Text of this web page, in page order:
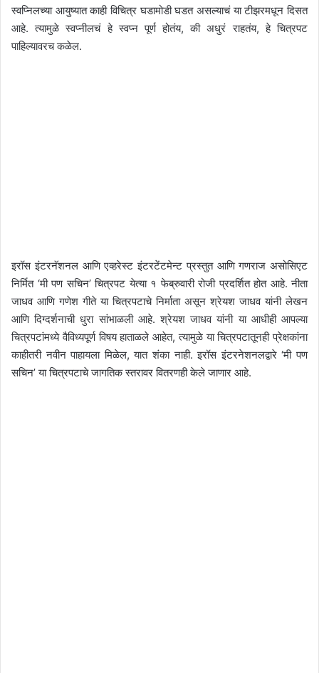
स्वप्निलच्या आयुष्यात काही विचित्र घडामोडी घडत असल्याचं या टीझरमधून दिसत
आहे. त्यामुळे स्वप्नीलचं हे स्वप्न पूर्ण होतंय, की अधुरं राहतंय, हे चित्रपट
पाहिल्यावरच कळेल.
इरॉस इंटरनॅशनल आणि एव्हरेस्ट इंटरटेंटमेन्ट प्रस्तुत आणि गणराज असोसिएट
निर्मित ‘मी पण सचिन’ चित्रपट येत्या १ फेब्रुवारी रोजी प्रदर्शित होत आहे. नीता
जाधव आणि गणेश गीते या चित्रपटाचे निर्माता असून श्रेयश जाधव यांनी लेखन
आणि दिग्दर्शनाची धुरा सांभाळली आहे. श्रेयश जाधव यांनी या आधीही आपल्या
चित्रपटांमध्ये वैविध्यपूर्ण विषय हाताळले आहेत, त्यामुळे या चित्रपटातूनही प्रेक्षकांना
काहीतरी नवीन पाहायला मिळेल, यात शंका नाही. इरॉस इंटरनेशनलद्वारे ‘मी पण
सचिन’ या चित्रपटाचे जागतिक स्तरावर वितरणही केले जाणार आहे.